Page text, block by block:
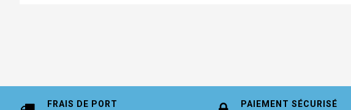
FRAIS DE PORT PAIEMENT SÉCURISÉ